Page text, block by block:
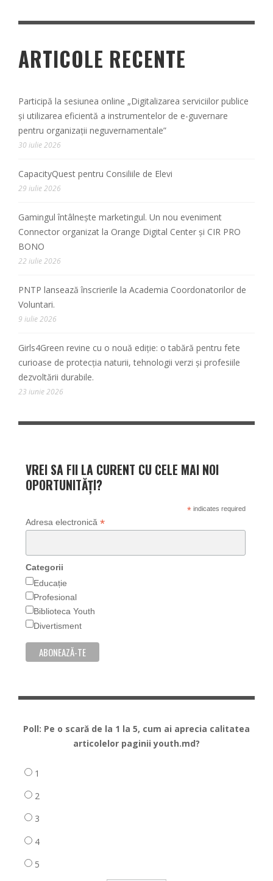
ARTICOLE RECENTE
Participă la sesiunea online „Digitalizarea serviciilor publice
și utilizarea eficientă a instrumentelor de e-guvernare
pentru organizații neguvernamentale”
30 iulie 2026
CapacityQuest pentru Consiliile de Elevi
29 iulie 2026
Gamingul întâlnește marketingul. Un nou eveniment
Connector organizat la Orange Digital Center și CIR PRO
BONO
22 iulie 2026
PNTP lansează înscrierile la Academia Coordonatorilor de
Voluntari.
9 iulie 2026
Girls4Green revine cu o nouă ediție: o tabără pentru fete
curioase de protecția naturii, tehnologii verzi și profesiile
dezvoltării durabile.
23 iunie 2026
VREI SA FII LA CURENT CU CELE MAI NOI
OPORTUNITĂȚI?
*indicates required
Adresa electronică *
Categorii
Educație
Profesional
Biblioteca Youth
Divertisment
Poll: Pe o scară de la 1 la 5, cum ai aprecia calitatea
articolelor paginii youth.md?
1
2
3
4
5